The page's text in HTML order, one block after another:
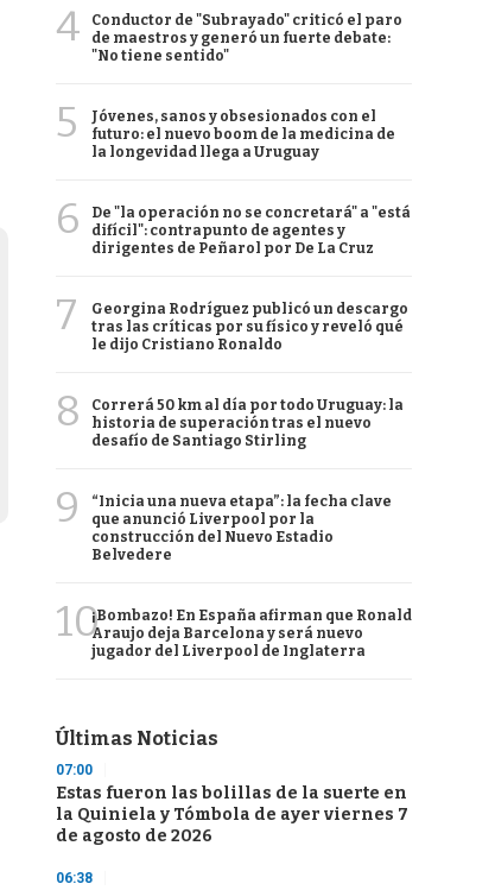
4
Conductor de "Subrayado" criticó el paro
de maestros y generó un fuerte debate:
"No tiene sentido"
5
Jóvenes, sanos y obsesionados con el
futuro: el nuevo boom de la medicina de
la longevidad llega a Uruguay
6
De "la operación no se concretará" a "está
difícil": contrapunto de agentes y
dirigentes de Peñarol por De La Cruz
7
Georgina Rodríguez publicó un descargo
tras las críticas por su físico y reveló qué
le dijo Cristiano Ronaldo
8
Correrá 50 km al día por todo Uruguay: la
historia de superación tras el nuevo
desafío de Santiago Stirling
9
“Inicia una nueva etapa”: la fecha clave
que anunció Liverpool por la
construcción del Nuevo Estadio
Belvedere
10¡Bombazo! En España afirman que Ronald
Araujo deja Barcelona y será nuevo
jugador del Liverpool de Inglaterra
Últimas Noticias
07:00
Estas fueron las bolillas de la suerte en
la Quiniela y Tómbola de ayer viernes 7
de agosto de 2026
06:38